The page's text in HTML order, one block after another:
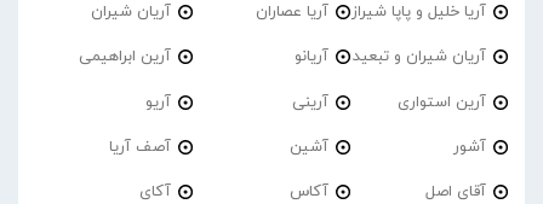
آریا خلیل و پاپا شیراز آریا عصاران آریان شیران
آریان شیران و تبعید آریانو آرین ابراهیمی
آرین استواری آرینی آریو
آشور آشین آصف آریا
آقای اصل آکاس آکای